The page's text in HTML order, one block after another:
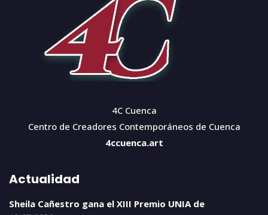
4C Cuenca
Centro de Creadores Contemporáneos de Cuenca
4ccuenca.art
Actualidad
Sheila Cañestro gana el XIII Premio UNIA de